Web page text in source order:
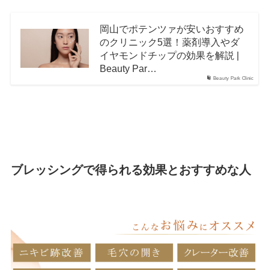
Beauty Park Clinic
岡山でポテンツァが安いおすすめ
のクリニック5選！薬剤導入やダ
イヤモンドチップの効果を解説 |
Beauty Par…
ブレッシングで得られる効果とおすすめな人